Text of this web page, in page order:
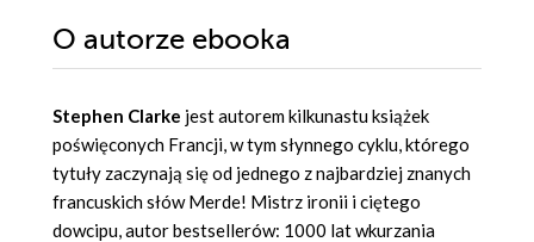
O autorze ebooka
Stephen Clarke jest autorem kilkunastu książek
poświęconych Francji, w tym słynnego cyklu, którego
tytuły zaczynają się od jednego z najbardziej znanych
francuskich słów Merde! Mistrz ironii i ciętego
dowcipu, autor bestsellerów: 1000 lat wkurzania